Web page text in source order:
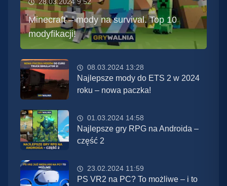
28.03.2024 9:52
Minecraft – mody na survival. Top 10
modyfikacji!
08.03.2024 13:28
Najlepsze mody do ETS 2 w 2024
roku – nowa paczka!
01.03.2024 14:58
Najlepsze gry RPG na Androida –
część 2
23.02.2024 11:59
PS VR2 na PC? To możliwe – i to